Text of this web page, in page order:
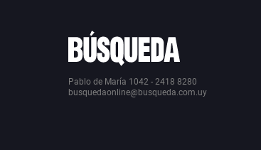
Pablo de María 1042 - 2418 8280
busquedaonline@busqueda.com.uy